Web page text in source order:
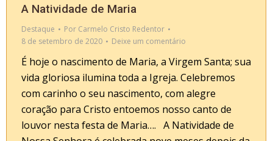
A Natividade de Maria
Destaque Por Carmelo Cristo Redentor
8 de setembro de 2020
Deixe um comentário
É hoje o nascimento de Maria, a Virgem Santa; sua
vida gloriosa ilumina toda a Igreja. Celebremos
com carinho o seu nascimento, com alegre
coração para Cristo entoemos nosso canto de
louvor nesta festa de Maria…. A Natividade de